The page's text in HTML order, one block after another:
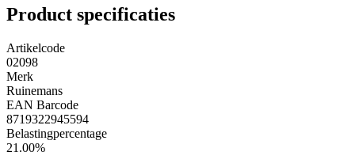
Product specificaties
Artikelcode
02098
Merk
Ruinemans
EAN Barcode
8719322945594
Belastingpercentage
21.00%